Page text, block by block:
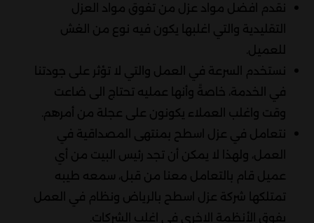
نقدم افضل مواد عزل من تفوق مواد العزل
التقليدية والتي اغلبها يكون فيه نوع من الغش
للعميل.
نستخدم السرعة في العمل والتي لا تؤثر على جودتنا
في الخدمة، خاصةً وأنها عمليه تحتاج الى ضاعت
وقت واغلب العملاء يكونون على عجلة من أمرهم.
نتعامل في عزل اسطح بمنتهى المصداقية في
العمل، ولهذا لا يمكن أن تجد رئيس البيت من أي
عميل قام بالتعامل معنا من قبل، سمعه طيبه
تمتلكها شركة عزل اسطح بالرياض ونظام في العمل
يفوق الأنظمة الاخرى في اغلب الشركات.